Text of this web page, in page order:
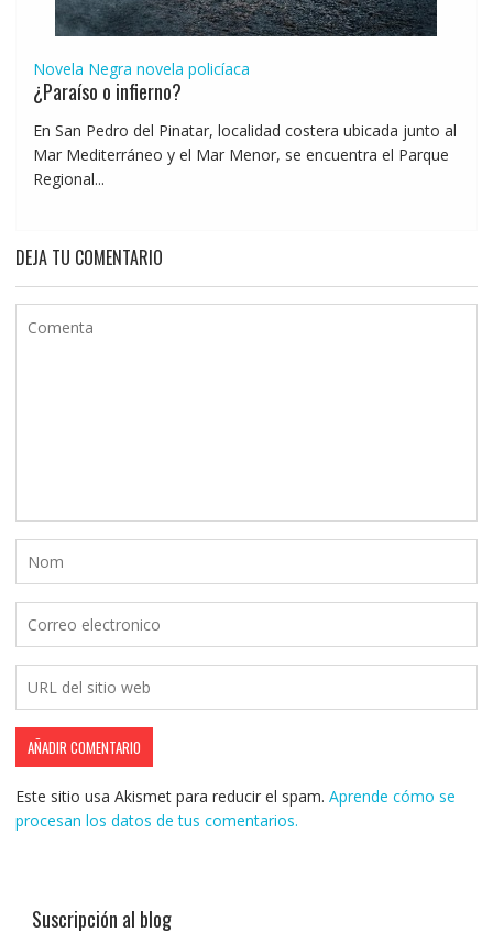
Novela Negra novela policíaca
¿Paraíso o infierno?
En San Pedro del Pinatar, localidad costera ubicada junto al
Mar Mediterráneo y el Mar Menor, se encuentra el Parque
Regional...
DEJA TU COMENTARIO
Este sitio usa Akismet para reducir el spam. Aprende cómo se
procesan los datos de tus comentarios.
Suscripción al blog